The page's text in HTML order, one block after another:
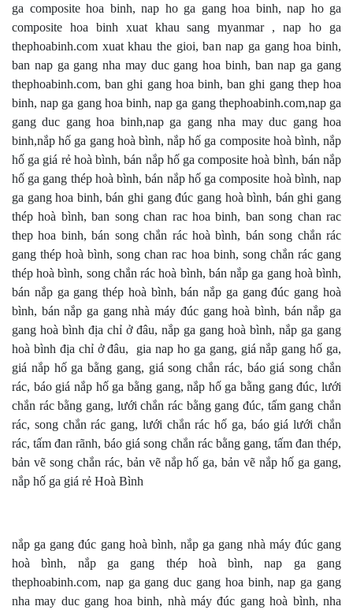
ga composite hoa binh, nap ho ga gang hoa binh, nap ho ga
composite hoa binh xuat khau sang myanmar , nap ho ga
thephoabinh.com xuat khau the gioi, ban nap ga gang hoa binh,
ban nap ga gang nha may duc gang hoa binh, ban nap ga gang
thephoabinh.com, ban ghi gang hoa binh, ban ghi gang thep hoa
binh, nap ga gang hoa binh, nap ga gang thephoabinh.com,nap ga
gang duc gang hoa binh,nap ga gang nha may duc gang hoa
binh,nắp hố ga gang hoà bình, nắp hố ga composite hoà bình, nắp
hố ga giá rẻ hoà bình, bán nắp hố ga composite hoà bình, bán nắp
hố ga gang thép hoà bình, bán nắp hố ga composite hoà bình, nap
ga gang hoa binh, bán ghi gang đúc gang hoà bình, bán ghi gang
thép hoà bình, ban song chan rac hoa binh, ban song chan rac
thep hoa binh, bán song chắn rác hoà bình, bán song chắn rác
gang thép hoà bình, song chan rac hoa binh, song chắn rác gang
thép hoà bình, song chắn rác hoà bình, bán nắp ga gang hoà bình,
bán nắp ga gang thép hoà bình, bán nắp ga gang đúc gang hoà
bình, bán nắp ga gang nhà máy đúc gang hoà bình, bán nắp ga
gang hoà bình địa chỉ ở đâu, nắp ga gang hoà bình, nắp ga gang
hoà bình địa chỉ ở đâu, gia nap ho ga gang, giá nắp gang hố ga,
giá nắp hố ga bằng gang, giá song chắn rác, báo giá song chắn
rác, báo giá nắp hố ga bằng gang, nắp hố ga bằng gang đúc, lưới
chắn rác bằng gang, lưới chắn rác bằng gang đúc, tấm gang chắn
rác, song chắn rác gang, lưới chắn rác hố ga, báo giá lưới chắn
rác, tấm đan rãnh, báo giá song chắn rác bằng gang, tấm đan thép,
bản vẽ song chắn rác, bản vẽ nắp hố ga, bản vẽ nắp hố ga gang,
nắp hố ga giá rẻ Hoà Bình
nắp ga gang đúc gang hoà bình, nắp ga gang nhà máy đúc gang
hoà bình, nắp ga gang thép hoà bình, nap ga gang
thephoabinh.com, nap ga gang duc gang hoa binh, nap ga gang
nha may duc gang hoa binh, nhà máy đúc gang hoà bình, nha